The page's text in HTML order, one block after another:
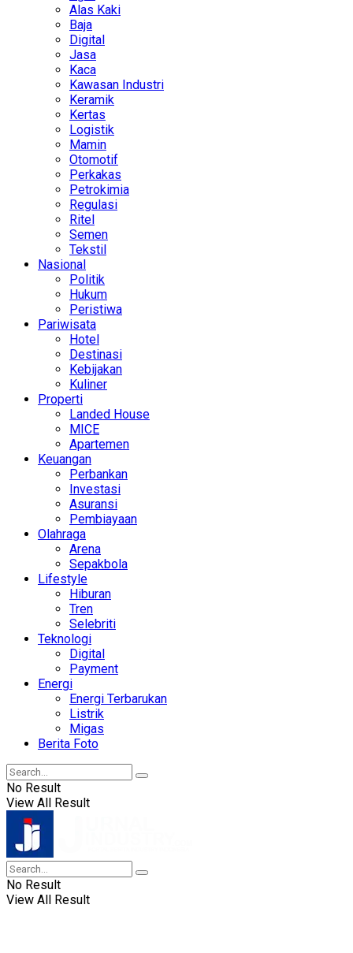
Alas Kaki
Baja
Digital
Jasa
Kaca
Kawasan Industri
Keramik
Kertas
Logistik
Mamin
Otomotif
Perkakas
Petrokimia
Regulasi
Ritel
Semen
Tekstil
Nasional
Politik
Hukum
Peristiwa
Pariwisata
Hotel
Destinasi
Kebijakan
Kuliner
Properti
Landed House
MICE
Apartemen
Keuangan
Perbankan
Investasi
Asuransi
Pembiayaan
Olahraga
Arena
Sepakbola
Lifestyle
Hiburan
Tren
Selebriti
Teknologi
Digital
Payment
Energi
Energi Terbarukan
Listrik
Migas
Berita Foto
No Result
View All Result
No Result
View All Result